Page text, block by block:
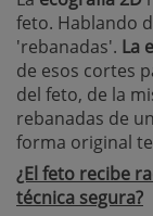
feto. Hablando
'rebanadas'. La
de esos cortes
del feto, de la
rebanadas de
forma original
¿El feto recibe
técnica segura?